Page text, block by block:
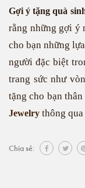
Gợi ý tặng quà
rằng những gợi ý
cho bạn những
người đặc biệt
trang sức như
tặng cho bạn
Jewelry thông
Chia sẻ: